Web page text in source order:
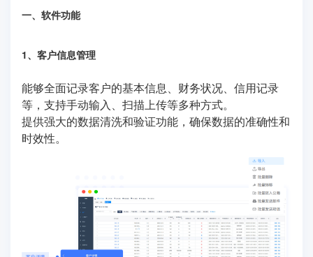
一、软件功能
1、客户信息管理
能够全面记录客户的基本信息、财务状况、信用记录
等，支持手动输入、扫描上传等多种方式。
提供强大的数据清洗和验证功能，确保数据的准确性和
时效性。